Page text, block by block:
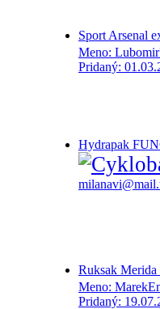
Sport Arsenal
Meno: Lubomir
Pridaný:
Hydrapak
Ruksak Merida
Meno: Marek
Pridaný: